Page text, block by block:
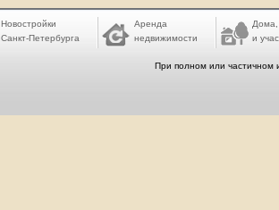
Новостройки
Санкт-Петербурга
Аренда
недвижимости
Дома,
и
При полном или частичном